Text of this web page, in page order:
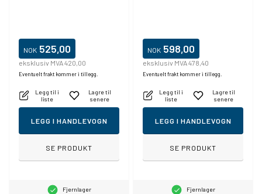
NOK 525,00
eksklusiv MVA 420,00
Eventuelt frakt kommer i tillegg.
Legg til i
liste
Lagre til
senere
LEGG I HANDLEVOGN
SE PRODUKT
Fjernlager
NOK 598,00
eksklusiv MVA 478,40
Eventuelt frakt kommer i tillegg.
Legg til i
liste
Lagre til
senere
LEGG I HANDLEVOGN
SE PRODUKT
Fjernlager